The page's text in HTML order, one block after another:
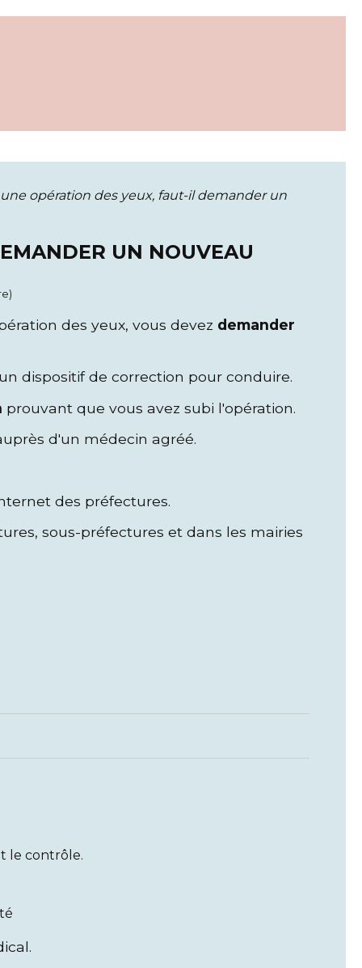
opération des yeux, faut-il demander un
UN NOUVEAU
des yeux, vous devez demander
dispositif de correction pour conduire.
prouvant que vous avez subi l'opération.
d'un médecin agréé.
des préfectures.
sous-préfectures et dans les mairies
le contrôle.